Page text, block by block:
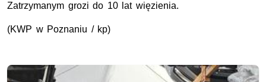
Zatrzymanym grozi do 10 lat więzienia.
(KWP w Poznaniu / kp)